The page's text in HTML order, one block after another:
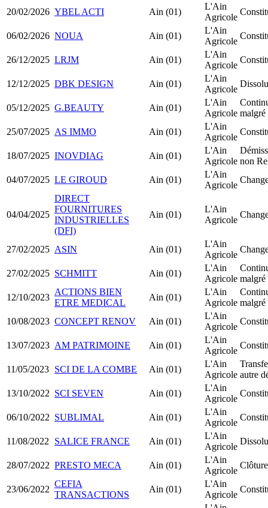
20/02/2026 YBEL ACTI Ain (01)
L'Ain
Agricole
06/02/2026 NOUA Ain (01)
L'Ain
Agricole
26/12/2025 LRJM Ain (01)
L'Ain
Agricole
12/12/2025 DBK DESIGN Ain (01)
L'Ain
Agricole
05/12/2025 G.BEAUTY Ain (01)
L'Ain
Agricole malgré
25/07/2025 AS IMMO Ain (01)
L'Ain
Agricole
18/07/2025 INOVDIAG Ain (01)
L'Ain
Agricole non
04/07/2025 LE GIROUD Ain (01)
L'Ain
Agricole
04/04/2025
DIRECT
FOURNITURES
INDUSTRIELLES
(DFI)
Ain (01)
L'Ain
Agricole
27/02/2025 ASIN Ain (01)
L'Ain
Agricole
27/02/2025 SCHMITT Ain (01)
L'Ain
Agricole malgré
12/10/2023
ACTIONS BIEN
ETRE MEDICAL
Ain (01)
L'Ain
Agricole malgré
10/08/2023 CONCEPT RENOV Ain (01)
L'Ain
Agricole
13/07/2023 AM PATRIMOINE Ain (01)
L'Ain
Agricole
11/05/2023 SCI DE LA COMBE Ain (01)
L'Ain
Agricole autre
13/10/2022 SCI SEVEN Ain (01)
L'Ain
Agricole
06/10/2022 SUBLIMAL Ain (01)
L'Ain
Agricole
11/08/2022 SALICE FRANCE Ain (01)
L'Ain
Agricole
28/07/2022 PRESTO MECA Ain (01)
L'Ain
Agricole
23/06/2022
CEFIA
TRANSACTIONS
Ain (01)
L'Ain
Agricole